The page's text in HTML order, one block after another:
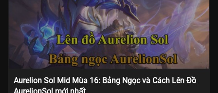
Aurelion Sol Mid Mùa 16: Bảng Ngọc và Cách Lên Đồ